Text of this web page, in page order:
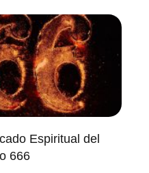
Espiritual del
666